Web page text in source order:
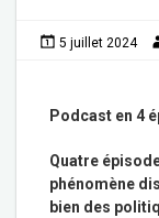
5 juillet 2024
Podcast en 4
Quatre
phénomène
bien des